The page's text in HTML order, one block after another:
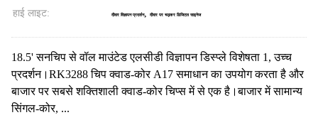
हाई लाइट: दीवार विज्ञापन प्रदर्शन, दीवार पर चढ़कर डिजिटल साइनेज
18.5' सनचिप से वॉल माउंटेड एलसीडी विज्ञापन डिस्प्ले विशेषता 1, उच्च
प्रदर्शन।RK3288 चिप क्वाड-कोर A17 समाधान का उपयोग करता है और
बाजार पर सबसे शक्तिशाली क्वाड-कोर चिप्स में से एक है।बाजार में सामान्य
सिंगल-कोर, ...